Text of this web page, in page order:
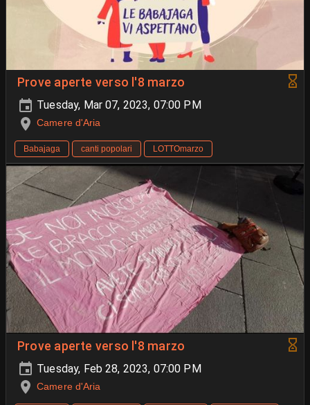
Prove aperte verso l'8 marzo
Tuesday, Mar 07, 2023, 07:00 PM
Camere d'Aria
Babajaga canti popolari LOTTOmarzo
Prove aperte verso l'8 marzo
Tuesday, Feb 28, 2023, 07:00 PM
Camere d'Aria